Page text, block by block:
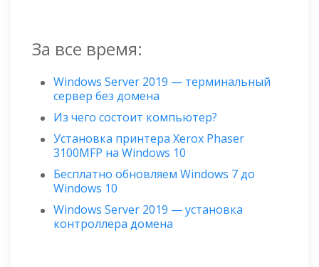
За все время:
Windows Server 2019 — терминальный
сервер без домена
Из чего состоит компьютер?
Установка принтера Xerox Phaser
3100MFP на Windows 10
Бесплатно обновляем Windows 7 до
Windows 10
Windows Server 2019 — установка
контроллера домена